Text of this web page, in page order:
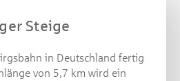
Steige
in Deutschland fertig
von 5,7 km wird ein
Gewinnspiel! Bis 31.
wir 10 Gutscheine des
Göppingen im Wert
je 30 Euro.